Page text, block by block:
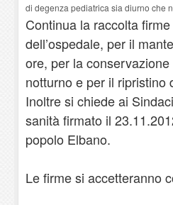
di degenza pediatrica sia diurno che
Continua la raccolta
dell’ospedale, per il
ore, per la
notturno e per il
Inoltre si chiede ai
sanità firmato il
popolo Elbano.
Le firme si accetteranno